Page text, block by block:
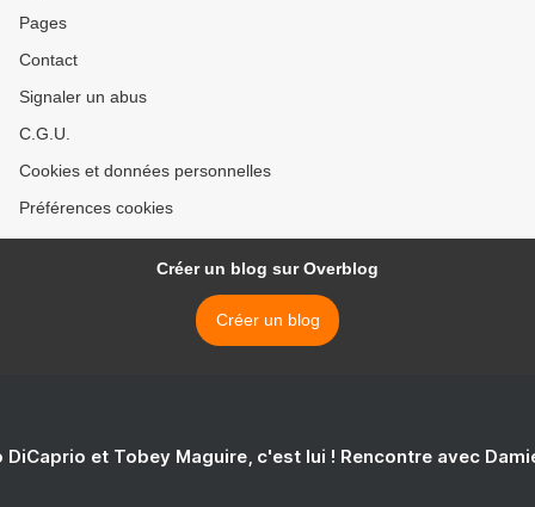
Pages
Contact
Signaler un abus
C.G.U.
Cookies et données personnelles
Préférences cookies
Créer un blog sur Overblog
Créer un blog
DiCaprio et Tobey Maguire, c'est lui ! Rencontre avec